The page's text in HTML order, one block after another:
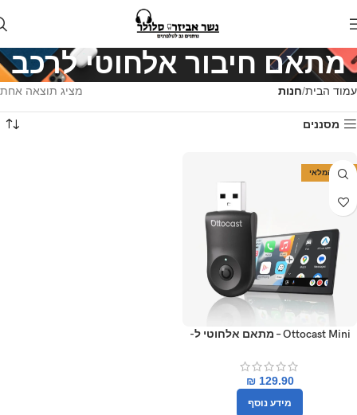
מתאם חיבור אלחוטי לרכב
עמוד הבית חנות מציג תוצאה אחת
מסננים
אזל המלאי
Ottocast Mini – מתאם אלחוטי ל-
₪129.90
מידע נוסף